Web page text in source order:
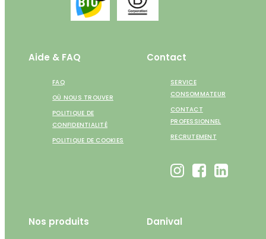
Nos produits Danival
Aide & FAQ
FAQ
OÙ NOUS TROUVER
POLITIQUE DE
CONFIDENTIALITÉ
POLITIQUE DE COOKIES
Contact
SERVICE
CONSOMMATEUR
CONTACT
PROFESSIONNEL
RECRUTEMENT